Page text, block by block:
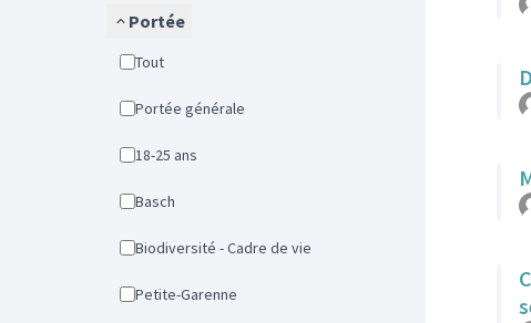
Portée
Tout
Portée générale
18-25 ans
Basch
Biodiversité - Cadre de vie
Petite-Garenne